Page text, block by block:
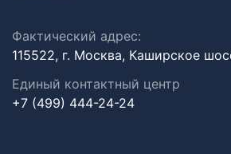
Фактический адрес:
115522, г. Москва, Каширское
Единый контактный центр
+7 (499) 444-24-24